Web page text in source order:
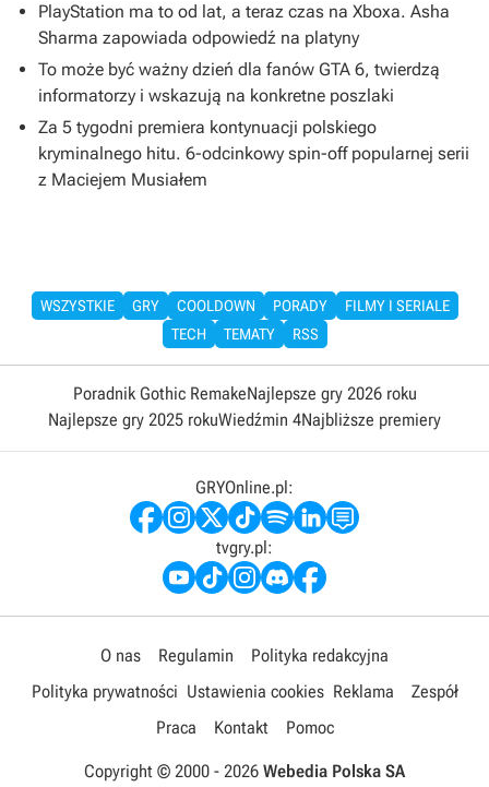
PlayStation ma to od lat, a teraz czas na Xboxa. Asha
Sharma zapowiada odpowiedź na platyny
To może być ważny dzień dla fanów GTA 6, twierdzą
informatorzy i wskazują na konkretne poszlaki
Za 5 tygodni premiera kontynuacji polskiego
kryminalnego hitu. 6-odcinkowy spin-off popularnej serii
z Maciejem Musiałem
WSZYSTKIE GRY COOLDOWN PORADY
FILMY I SERIALE
TECH
TEMATY RSS
Poradnik Gothic RemakeNajlepsze gry 2026 roku
Najlepsze gry 2025 rokuWiedźmin 4Najbliższe premiery
GRYOnline.pl:
tvgry.pl:
O nas Regulamin
Polityka redakcyjna
Polityka prywatności Ustawienia cookies Reklama
Zespół
Praca
Kontakt Pomoc
Copyright © 2000 - 2026 Webedia Polska SA